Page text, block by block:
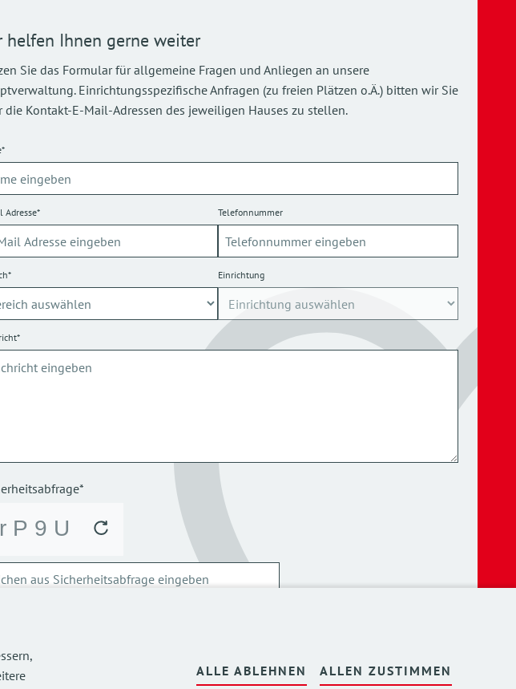
ALLE ABLEHNEN ALLEN ZUSTIMMEN
helfen Ihnen gerne weiter
Sie das Formular für allgemeine Fragen und Anliegen an unsere
Einrichtungsspezifische Anfragen (zu freien Plätzen o.Ä.) bitten wir Sie
die Kontakt-E-Mail-Adressen des jeweiligen Hauses zu stellen.
Adresse* Telefonnummer
Einrichtung
die Verarbeitung meiner personenbezogenen Daten kann ich mich